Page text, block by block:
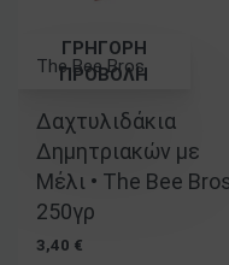
ΓΡΗΓΟΡΗ
ΠΡΟΒΟΛΗ
The Bee Bros
Βαθμολογήθηκε με
Δαχτυλιδάκια
Δημητριακών με
Μέλι • The Bee
250γρ
3,40 €